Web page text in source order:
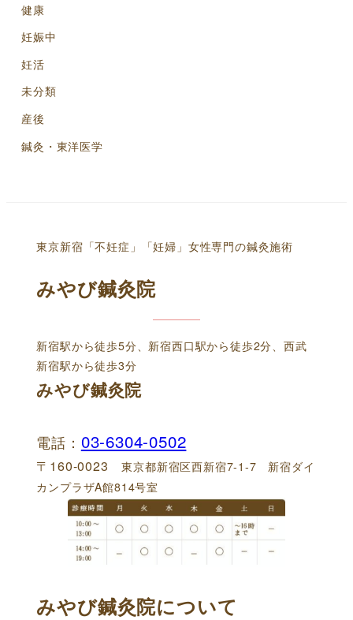
健康
妊娠中
妊活
未分類
産後
鍼灸・東洋医学
東京新宿「不妊症」「妊婦」女性専門の鍼灸施術
みやび鍼灸院
新宿駅から徒歩5分、新宿西口駅から徒歩2分、西武
新宿駅から徒歩3分
みやび鍼灸院
電話： 03-6304-0502
〒160-0023東京都新宿区西新宿7-1-7 新宿ダイ
カンプラザA館814号室
みやび鍼灸院について